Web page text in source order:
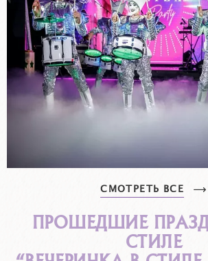
СМОТРЕТЬ ВСЕ
ПРОШЕДШИЕ
СТИЛЕ